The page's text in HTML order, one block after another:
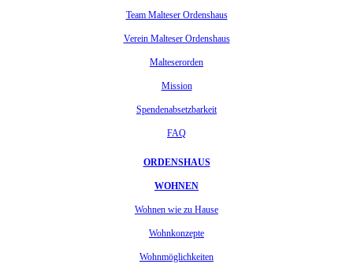
Team Malteser Ordenshaus
Verein Malteser Ordenshaus
Malteserorden
Mission
Spendenabsetzbarkeit
FAQ
ORDENSHAUS
WOHNEN
Wohnen wie zu Hause
Wohnkonzepte
Wohnmöglichkeiten